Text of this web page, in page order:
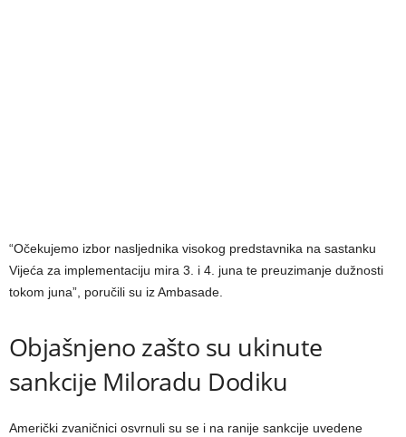
“Očekujemo izbor nasljednika visokog predstavnika na sastanku
Vijeća za implementaciju mira 3. i 4. juna te preuzimanje dužnosti
tokom juna”, poručili su iz Ambasade.
Objašnjeno zašto su ukinute
sankcije Miloradu Dodiku
Američki zvaničnici osvrnuli su se i na ranije sankcije uvedene